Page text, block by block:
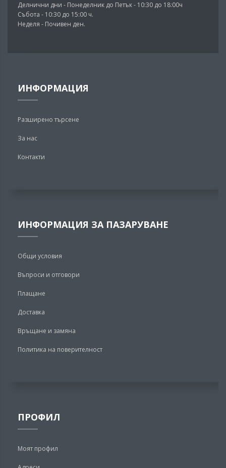
Делнични дни - Понеделник до Петък - 10:30 до 18:00ч
Събота - 10:30 до 15:00 ч.
Неделя - Почивен ден.
ИНФОРМАЦИЯ
Разширено търсене
За нас
Контакти
ИНФОРМАЦИЯ ЗА ПАЗАРУВАНЕ
Общи условия
Въпроси и отговори
Плащане
Доставка
Връщане и замяна
Политика на поверителност
ПРОФИЛ
Моят профил